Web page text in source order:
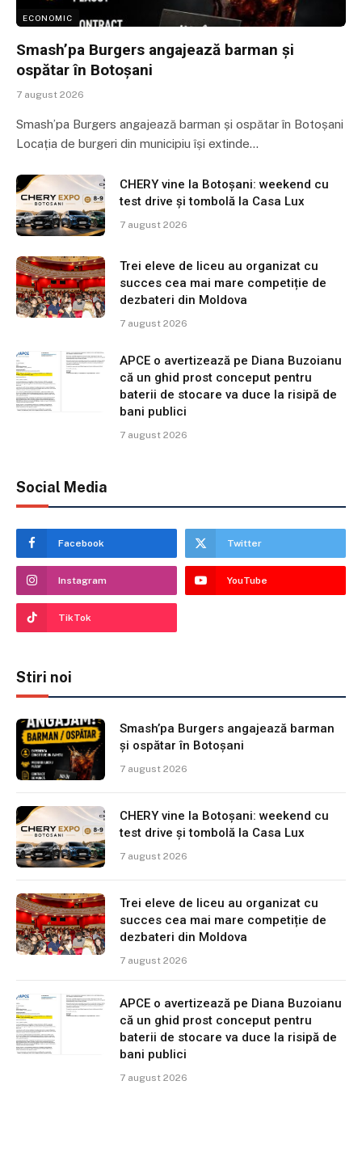
ECONOMIC
Smash’pa Burgers angajează barman și
ospătar în Botoșani
7 august 2026
Smash’pa Burgers angajează barman și ospătar în Botoșani
Locația de burgeri din municipiu își extinde…
CHERY vine la Botoșani: weekend cu
test drive și tombolă la Casa Lux
7 august 2026
Trei eleve de liceu au organizat cu
succes cea mai mare competiție de
dezbateri din Moldova
7 august 2026
APCE o avertizează pe Diana Buzoianu
că un ghid prost conceput pentru
baterii de stocare va duce la risipă de
bani publici
7 august 2026
Social Media
Facebook Twitter
Instagram YouTube
TikTok
Stiri noi
Smash’pa Burgers angajează barman
și ospătar în Botoșani
7 august 2026
CHERY vine la Botoșani: weekend cu
test drive și tombolă la Casa Lux
7 august 2026
Trei eleve de liceu au organizat cu
succes cea mai mare competiție de
dezbateri din Moldova
7 august 2026
APCE o avertizează pe Diana Buzoianu
că un ghid prost conceput pentru
baterii de stocare va duce la risipă de
bani publici
7 august 2026